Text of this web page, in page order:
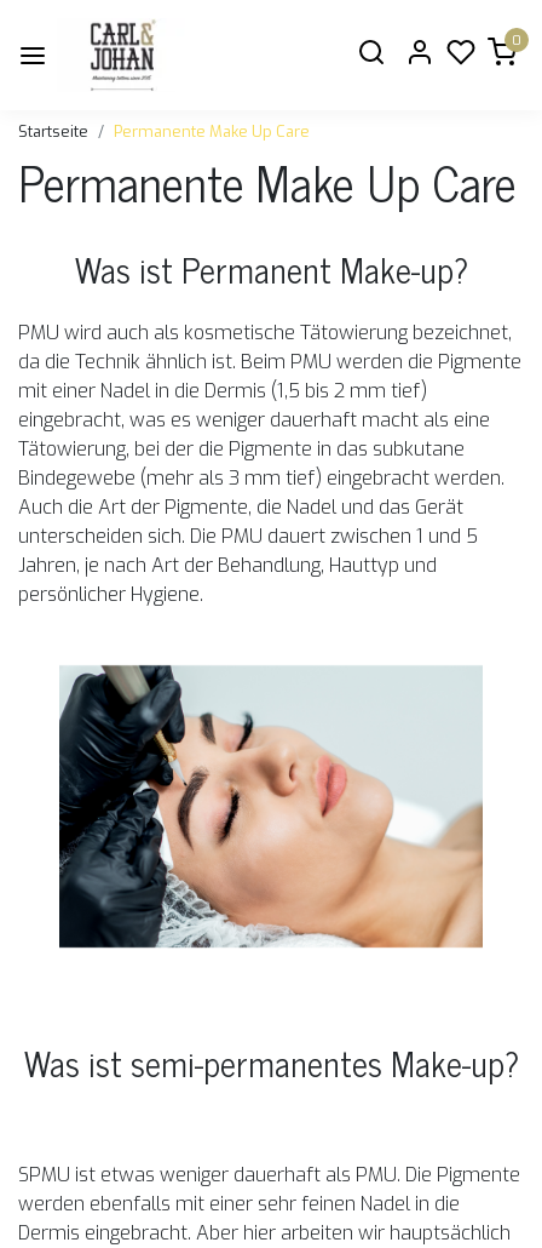
0
Startseite Permanente Make Up Care
Permanente Make Up Care
Was ist Permanent Make-up?
PMU wird auch als kosmetische Tätowierung bezeichnet,
da die Technik ähnlich ist. Beim PMU werden die Pigmente
mit einer Nadel in die Dermis (1,5 bis 2 mm tief)
eingebracht, was es weniger dauerhaft macht als eine
Tätowierung, bei der die Pigmente in das subkutane
Bindegewebe (mehr als 3 mm tief) eingebracht werden.
Auch die Art der Pigmente, die Nadel und das Gerät
unterscheiden sich. Die PMU dauert zwischen 1 und 5
Jahren, je nach Art der Behandlung, Hauttyp und
persönlicher Hygiene.
Was ist semi-permanentes Make-up?
SPMU ist etwas weniger dauerhaft als PMU. Die Pigmente
werden ebenfalls mit einer sehr feinen Nadel in die
Dermis eingebracht. Aber hier arbeiten wir hauptsächlich